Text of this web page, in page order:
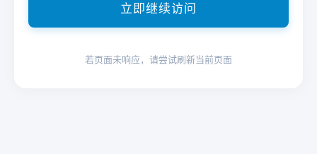
立即继续访问
若页面未响应，请尝试刷新当前页面